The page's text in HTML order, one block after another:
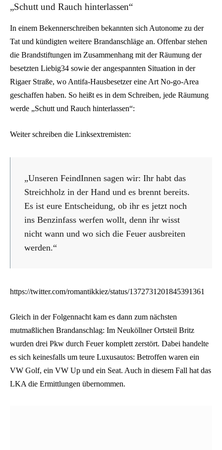
„Schutt und Rauch hinterlassen“
In einem Bekennerschreiben bekannten sich Autonome zu der
Tat und kündigten weitere Brandanschläge an. Offenbar stehen
die Brandstiftungen im Zusammenhang mit der Räumung der
besetzten Liebig34 sowie der angespannten Situation in der
Rigaer Straße, wo Antifa-Hausbesetzer eine Art No-go-Area
geschaffen haben. So heißt es in dem Schreiben, jede Räumung
werde „Schutt und Rauch hinterlassen“:
Weiter schreiben die Linksextremisten:
„Unseren FeindInnen sagen wir: Ihr habt das
Streichholz in der Hand und es brennt bereits.
Es ist eure Entscheidung, ob ihr es jetzt noch
ins Benzinfass werfen wollt, denn ihr wisst
nicht wann und wo sich die Feuer ausbreiten
werden.“
https://twitter.com/romantikkiez/status/1372731201845391361
Gleich in der Folgennacht kam es dann zum nächsten
mutmaßlichen Brandanschlag: Im Neuköllner Ortsteil Britz
wurden drei Pkw durch Feuer komplett zerstört. Dabei handelte
es sich keinesfalls um teure Luxusautos: Betroffen waren ein
VW Golf, ein VW Up und ein Seat. Auch in diesem Fall hat das
LKA die Ermittlungen übernommen.